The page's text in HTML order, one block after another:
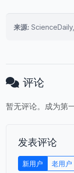
来源:
评论
暂无评论。成为第
发表评论
新用户 老用户